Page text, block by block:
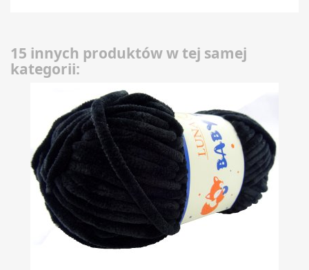
15 innych produktów w tej samej
kategorii: